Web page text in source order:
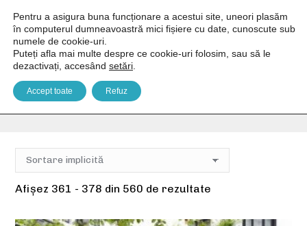
Facilități pers. cu dizabilități
Afișez 361 - 378 din 560 de rezultate
Pentru a asigura buna funcționare a acestui site, uneori plasăm
în computerul dumneavoastră mici fișiere cu date, cunoscute sub
numele de cookie-uri.
Puteți afla mai multe despre ce cookie-uri folosim, sau să le
dezactivați, accesând setări
Accept toate Refuz